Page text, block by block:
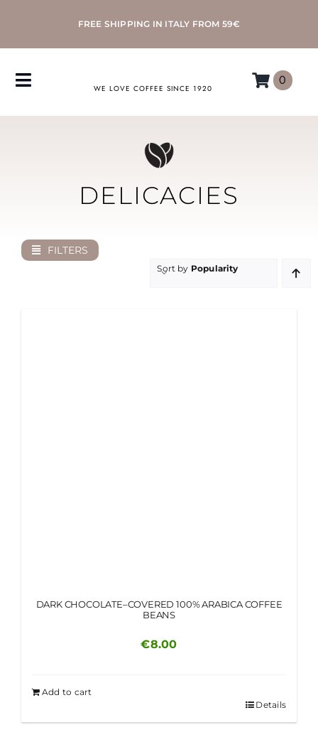
FREE SHIPPING IN ITALY FROM 59€
WE LOVE COFFEE SINCE 1920
Toggle
Navigation
MORETTINO
0
DELICACIES
FILTERS
Sort by Popularity
DARK CHOCOLATE–COVERED 100% ARABICA COFFEE
BEANS
€8.00
Add to cart
Details